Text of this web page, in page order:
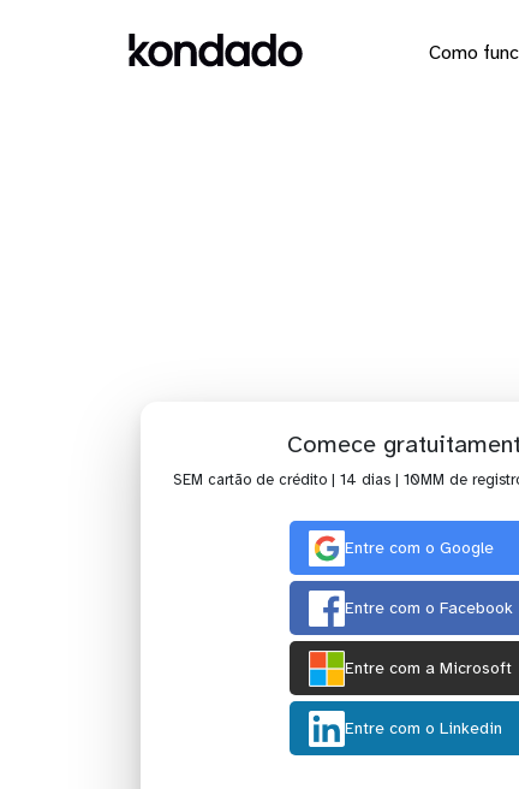
Como
Comece
SEM cartão de crédito | 14 dias | 10MM de
Entre com o Google
Entre com o Facebook
Entre com a Microsoft
Entre com o Linkedin